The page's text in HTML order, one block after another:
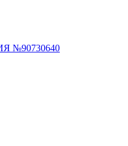
№90730640